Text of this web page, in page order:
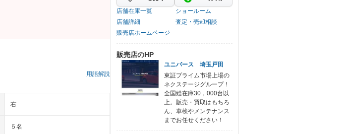
用語解説
右
５名
店舗在庫一覧
ショールーム
店舗詳細
査定・売却相談
販売店ホームページ
販売店のHP
ユニバース 埼玉戸田
東証プライム市場上場の
ネクステージグループ！
全国総在庫30，000台以
上。販売・買取はもちろ
ん、車検やメンテナンス
までお任せください！